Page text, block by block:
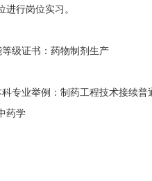
行岗位实习。
级证书：药物制剂生产
专业举例：制药工程技术接续
药学